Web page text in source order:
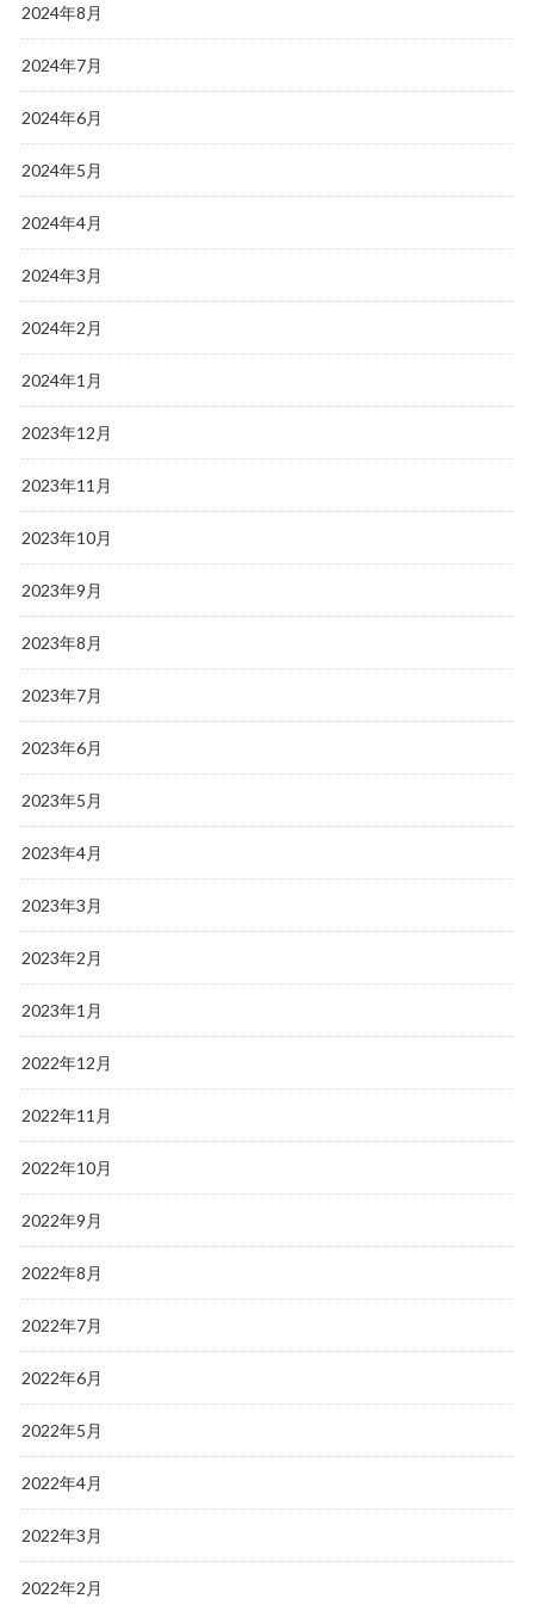
2024年8月
2024年7月
2024年6月
2024年5月
2024年4月
2024年3月
2024年2月
2024年1月
2023年12月
2023年11月
2023年10月
2023年9月
2023年8月
2023年7月
2023年6月
2023年5月
2023年4月
2023年3月
2023年2月
2023年1月
2022年12月
2022年11月
2022年10月
2022年9月
2022年8月
2022年7月
2022年6月
2022年5月
2022年4月
2022年3月
2022年2月